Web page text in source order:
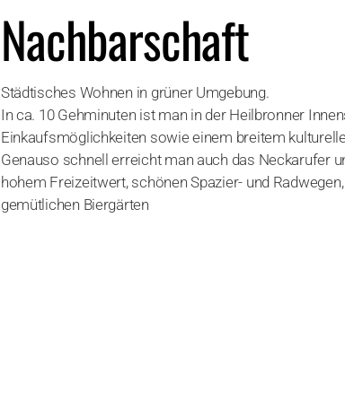
Nachbarschaft
Städtisches Wohnen in grüner Umgebung.
In ca. 10 Gehminuten ist man in der Heilbronner
Einkaufsmöglichkeiten sowie einem breitem
Genauso schnell erreicht man auch das Neckarufer
hohem Freizeitwert, schönen Spazier- und
gemütlichen Biergärten